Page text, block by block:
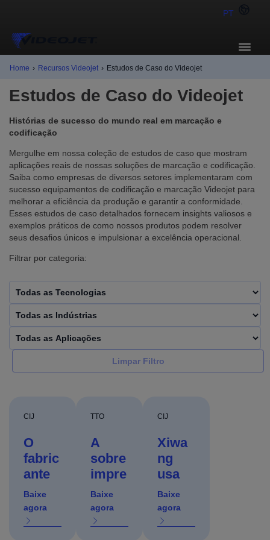
PT
Home › Recursos Videojet › Estudos de Caso do Videojet
Estudos de Caso do Videojet
Histórias de sucesso do mundo real em marcação e
codificação
Mergulhe em nossa coleção de estudos de caso que mostram
aplicações reais de nossas soluções de marcação e codificação.
Saiba como empresas de diversos setores implementaram com
sucesso equipamentos de codificação e marcação Videojet para
melhorar a eficiência da produção e garantir a conformidade.
Esses estudos de caso detalhados fornecem insights valiosos e
exemplos práticos de como nossos produtos podem resolver
seus desafios únicos e impulsionar a excelência operacional.
Filtrar por categoria:
Limpar Filtro
CIJ
O
fabric
ante
globa
l de
perfis
Baixe
agora
TTO
A
sobre
impre
ssão
por
transf
Baixe
agora
CIJ
Xiwa
ng
usa
progr
amad
ores
Baixe
agora